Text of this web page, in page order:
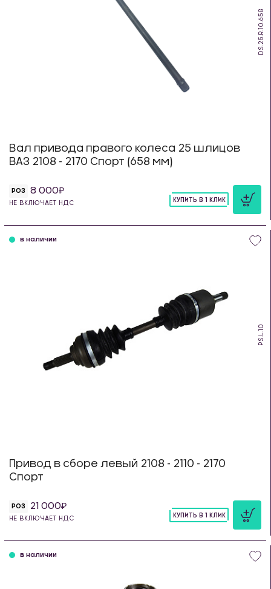
DS.25.R.10.658
Вал привода правого колеса 25 шлицов
ВАЗ 2108 - 2170 Спорт (658 мм)
РОЗ 8 000
НЕ ВКЛЮЧАЕТ НДС
КУПИТЬ В 1 КЛИК
PS.L.10
в наличии
Привод в сборе левый 2108 - 2110 - 2170
Спорт
РОЗ 21 000
НЕ ВКЛЮЧАЕТ НДС
КУПИТЬ В 1 КЛИК
в наличии